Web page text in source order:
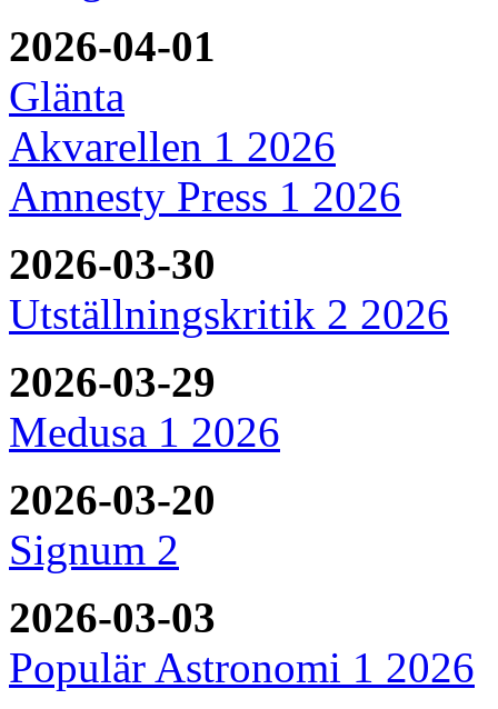
2026-04-01
Glänta
Akvarellen 1 2026
Amnesty Press 1 2026
2026-03-30
Utställningskritik 2 2026
2026-03-29
Medusa 1 2026
2026-03-20
Signum 2
2026-03-03
Populär Astronomi 1 2026